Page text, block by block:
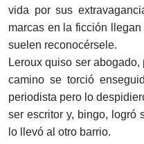
vida por sus
marcas en la ficción
suelen reconocérsele.
Leroux quiso ser
camino se torció
periodista pero lo
ser escritor y, bingo, logró
lo llevó al otro barrio.